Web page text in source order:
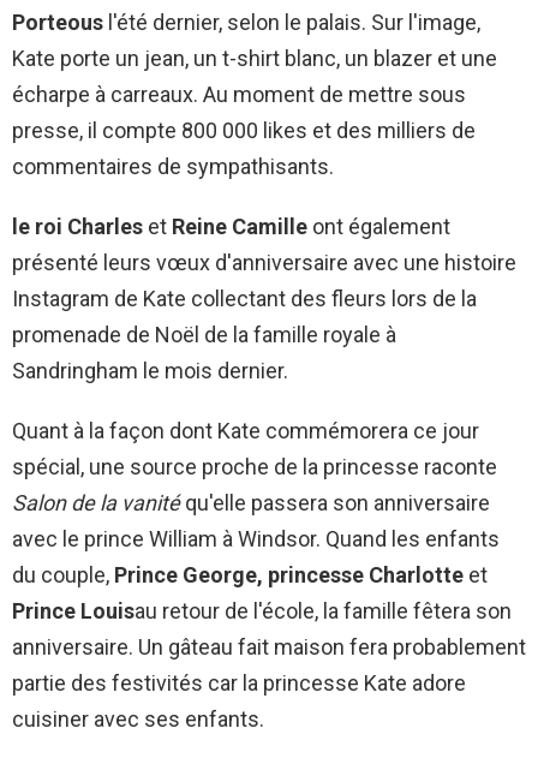
Porteous l'été dernier, selon le palais. Sur l'image,
Kate porte un jean, un t-shirt blanc, un blazer et une
écharpe à carreaux. Au moment de mettre sous
presse, il compte 800 000 likes et des milliers de
commentaires de sympathisants.
le roi Charles et Reine Camille ont également
présenté leurs vœux d'anniversaire avec une histoire
Instagram de Kate collectant des fleurs lors de la
promenade de Noël de la famille royale à
Sandringham le mois dernier.
Quant à la façon dont Kate commémorera ce jour
spécial, une source proche de la princesse raconte
Salon de la vanitéqu'elle passera son anniversaire
avec le prince William à Windsor. Quand les enfants
du couple, Prince George, princesse Charlotte et
Prince Louisau retour de l'école, la famille fêtera son
anniversaire. Un gâteau fait maison fera probablement
partie des festivités car la princesse Kate adore
cuisiner avec ses enfants.